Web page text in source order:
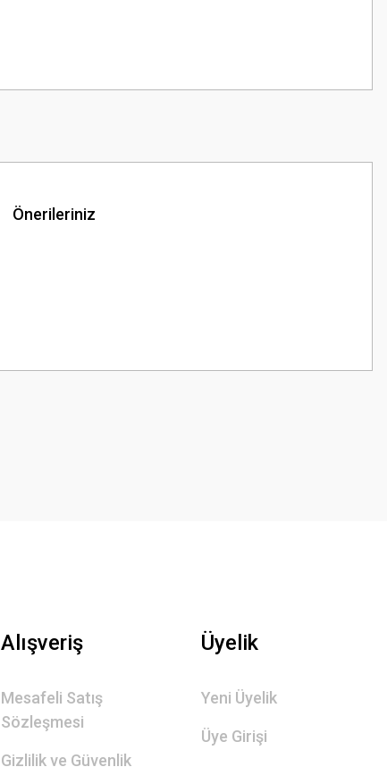
Önerileriniz
Alışveriş
Mesafeli Satış
Sözleşmesi
Gizlilik ve Güvenlik
Üyelik
Yeni Üyelik
Üye Girişi